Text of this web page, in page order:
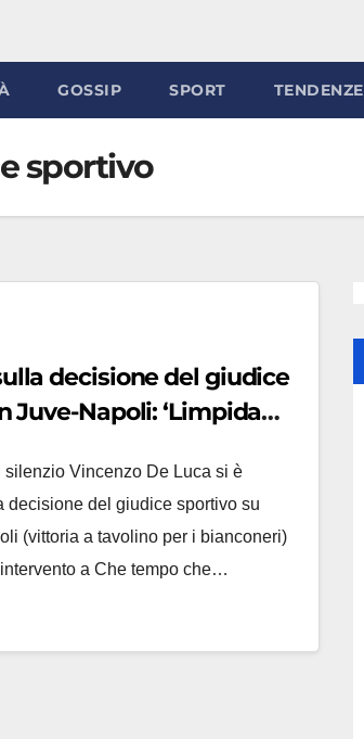
GOSSIP SPORT TENDENZE
sportivo
decisione del giudice
Juve-Napoli: ‘Limpida
silenzio Vincenzo De Luca si è
decisione del giudice sportivo su
(vittoria a tavolino per i bianconeri)
a Che tempo che…